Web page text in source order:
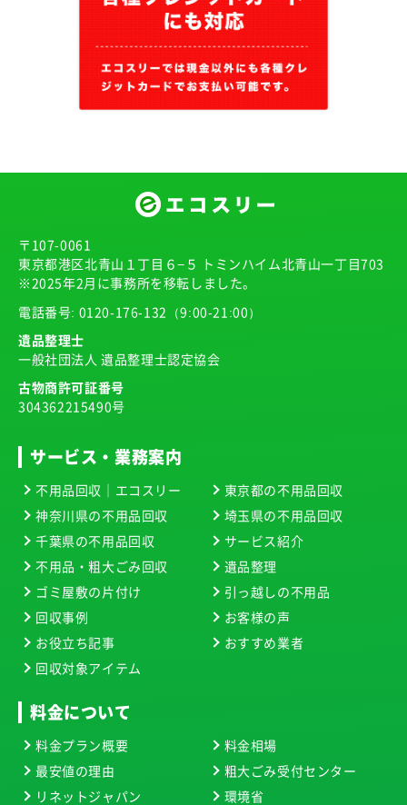
〒107-0061
東京都港区北青山１丁目６−５ トミンハイム北青山一丁目703
※2025年2月に事務所を移転しました。
電話番号: 0120-176-132 （9:00-21:00）
遺品整理士
一般社団法人 遺品整理士認定協会
古物商許可証番号
304362215490号
サービス・業務案内
不用品回収｜エコスリー
東京都の不用品回収
神奈川県の不用品回収
埼玉県の不用品回収
千葉県の不用品回収
サービス紹介
不用品・粗大ごみ回収
遺品整理
ゴミ屋敷の片付け
引っ越しの不用品
回収事例
お客様の声
お役立ち記事
おすすめ業者
回収対象アイテム
料金について
料金プラン概要
料金相場
最安値の理由
粗大ごみ受付センター
リネットジャパン
環境省